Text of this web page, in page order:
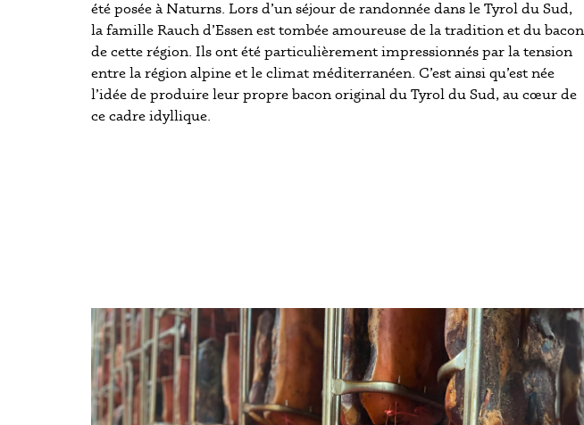
été posée à Naturns. Lors d’un séjour de randonnée dans le Tyrol du Sud,
la famille Rauch d’Essen est tombée amoureuse de la tradition et du bacon
de cette région. Ils ont été particulièrement impressionnés par la tension
entre la région alpine et le climat méditerranéen. C’est ainsi qu’est née
l’idée de produire leur propre bacon original du Tyrol du Sud, au cœur de
ce cadre idyllique.